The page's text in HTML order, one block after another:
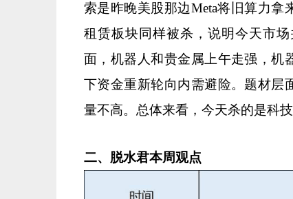
索是昨晚美股那边Meta将旧算力
租赁板块同样被杀，说明今天市
面，机器人和贵金属上午走强，机
下资金重新轮向内需避险。题材层
量不高。总体来看，今天杀的是科
二、脱水君本周观点